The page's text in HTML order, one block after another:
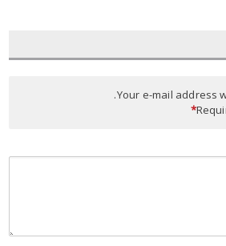
Your e-mail
*